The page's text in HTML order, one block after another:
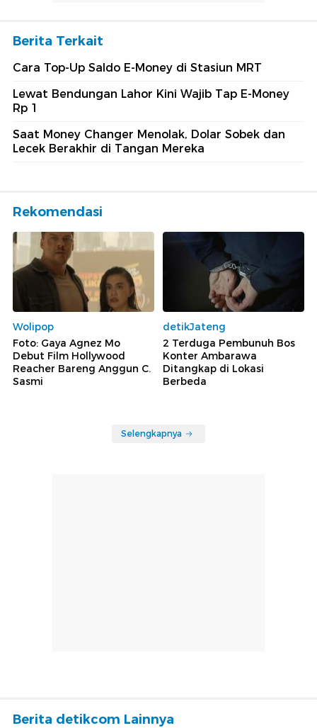
Berita Terkait
Cara Top-Up Saldo E-Money di Stasiun MRT
Lewat Bendungan Lahor Kini Wajib Tap E-Money
Rp 1
Saat Money Changer Menolak, Dolar Sobek dan
Lecek Berakhir di Tangan Mereka
Rekomendasi
Wolipop
Foto: Gaya Agnez Mo
Debut Film Hollywood
Reacher Bareng Anggun C.
Sasmi
detikJateng
2 Terduga Pembunuh Bos
Konter Ambarawa
Ditangkap di Lokasi
Berbeda
Selengkapnya
Berita detikcom Lainnya